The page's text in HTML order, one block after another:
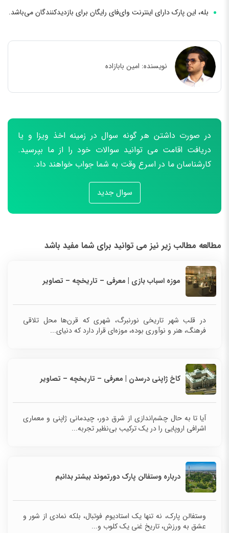
بله، این پارک دارای اینترنت وای‌فای رایگان برای بازدیدکنندگان می‌باشد.
نویسنده: امین بابازاده
در صورت داشتن هر گونه سوال در زمینه اخذ ویزا و یا
دریافت اقامت می توانید سوالات خود را از ما بپرسید.
کارشناسان ما در اسرع وقت به شما جواب خواهند داد.
سوال جدید
مطالعه مطالب زیر نیز می توانید برای شما مفید باشد
موزه اسباب‌ بازی | معرفی – تاریخچه – تصاویر
در قلب شهر تاریخی نورنبرگ، شهری که قرن‌ها محل تلاقی
فرهنگ، هنر و نوآوری بوده، موزه‌ای قرار دارد که دنیای...
کاخ ژاپنی درسدن | معرفی – تاریخچه – تصاویر
آیا تا به حال چشم‌اندازی از شرق دور، چیدمانی ژاپنی و معماری
اشرافی اروپایی را در یک ترکیب بی‌نظیر تجربه...
درباره وستفالن پارک دورتموند بیشتر بدانیم
وستفالن پارک، نه تنها یک استادیوم فوتبال، بلکه نمادی از شور و
عشق به ورزش، تاریخ غنی یک کلوب و...